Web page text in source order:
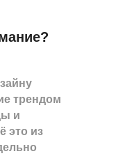
трендом
и
это из